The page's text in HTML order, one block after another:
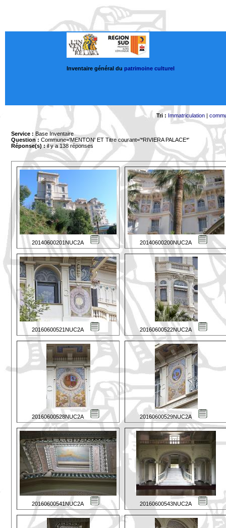
Inventaire général du patrimoine culturel
Tri : Immatriculation|
Service : Base Inventaire
Question : Commune='MENTON' ET Titre courant='*RIVIERA PALACE*'
Réponse(s) :il y a 138 réponses
20140600201NUC2A 20140600200NUC2A
20160600521NUC2A 20160600522NUC2A
20160600528NUC2A 20160600529NUC2A
20160600541NUC2A 20160600543NUC2A